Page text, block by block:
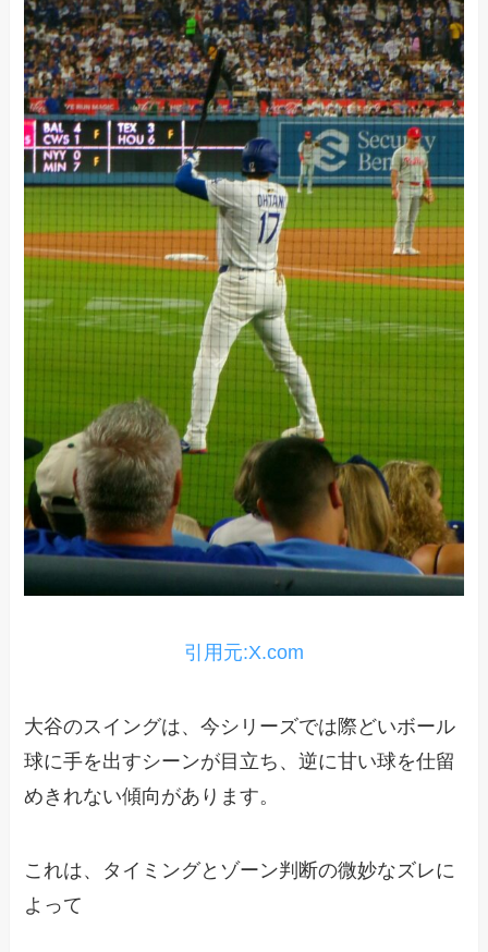
引用元:X.com
大谷のスイングは、今シリーズでは際どいボール
球に手を出すシーンが目立ち、逆に甘い球を仕留
めきれない傾向があります。
これは、タイミングとゾーン判断の微妙なズレに
よって